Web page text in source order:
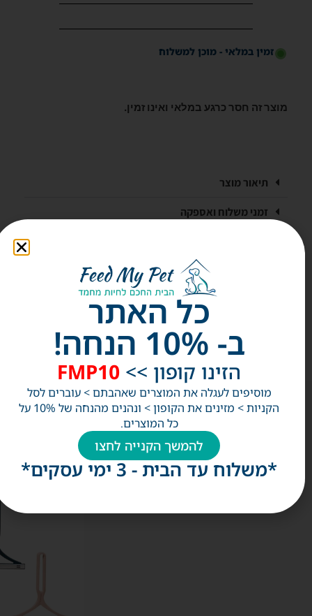
זמין במלאי - מוכן למשלוח
מוצר זה חסר כרגע במלאי ואינו זמין.
תיאור מוצר
זמני משלוח ואספקה
אלפי לקוחות מרוצים!
גם
כל האתר
ב- 10% הנחה!
הזינו קופון >> FMP10
מוסיפים לעגלה את המוצרים שאהבתם > עוברים לסל
הקניות > מזינים את הקופון > ונהנים מהנחה של 10% על
כל המוצרים.
להמשך הקנייה לחצו
*משלוח עד הבית - 3 ימי עסקים*